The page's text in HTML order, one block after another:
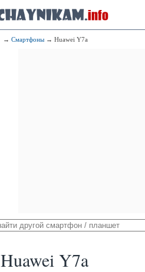
→ Смартфоны → Huawei Y7a
Huawei Y7a